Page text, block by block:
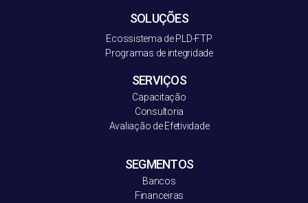
SOLUÇÕES
Ecossistema de PLD-FTP
Programas de integridade
SERVIÇOS
Capacitação
Consultoria
Avaliação de Efetividade
SEGMENTOS
Bancos
Financeiras